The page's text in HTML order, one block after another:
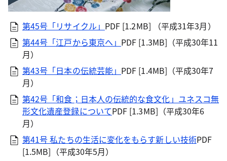
第45号「リサイクル」 PDF [1.2MB] （平成31年3月）
第44号「江戸から東京へ」 PDF [1.3MB] （平成30年11
月）
第43号「日本の伝統芸能」 PDF [1.4MB] （平成30年7
月）
第42号「和食；日本人の伝統的な食文化」ユネスコ無
形文化遺産登録についてPDF [1.3MB] （平成30年6
月）
第41号 私たちの生活に変化をもらす新しい技術PDF
[1.5MB] （平成30年5月）